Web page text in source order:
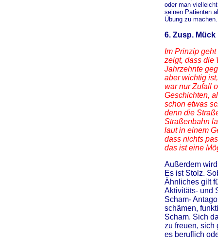
oder man
seinen Patienten
Übung zu machen.
6. Zusp. Mück
Im Prinzip
zeigt, dass die
Jahrzehnte
aber wichtig
war nur Zufall
Geschichten,
schon etwas
denn die
Straßenbahn
laut in einem
dass nichts
das ist eine
Außerdem
Es ist Stolz.
Ähnliches gilt
Aktivitäts- und
Scham-
schämen,
Scham. Sich
zu freuen, sich
es beruflich